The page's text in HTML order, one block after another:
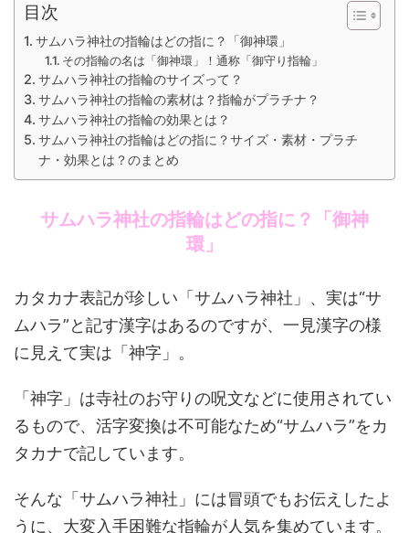
目次
サムハラ神社の指輪はどの指に？「御神環」
その指輪の名は「御神環」！通称「御守り指輪」
サムハラ神社の指輪のサイズって？
サムハラ神社の指輪の素材は？指輪がプラチナ？
サムハラ神社の指輪の効果とは？
サムハラ神社の指輪はどの指に？サイズ・素材・プラチ
ナ・効果とは？のまとめ
サムハラ神社の指輪はどの指に？「御神
環」
カタカナ表記が珍しい「サムハラ神社」、実は“サ
ムハラ”と記す漢字はあるのですが、一見漢字の様
に見えて実は「神字」。
「神字」は寺社のお守りの呪文などに使用されてい
るもので、活字変換は不可能なため“サムハラ”をカ
タカナで記しています。
そんな「サムハラ神社」には冒頭でもお伝えしたよ
うに、大変入手困難な指輪が人気を集めています。